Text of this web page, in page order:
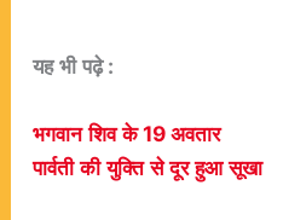
यह भी पढ़े:
भगवान शिव के19अवतार
पार्वती की युक्ति से दूर हुआ सूखा